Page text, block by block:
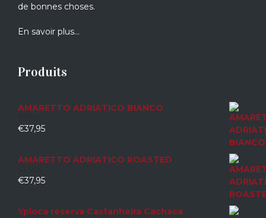
de bonnes choses.
En savoir plus…
Produits
AMARETTO ADRIATICO BIANCO
0
€37,95
AMARETTO ADRIATICO ROASTED
0
€37,95
Ypioca reserva Castanheira Cachaca